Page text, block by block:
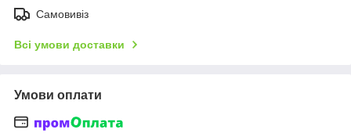
Самовивіз
Всі умови доставки
Умови оплати